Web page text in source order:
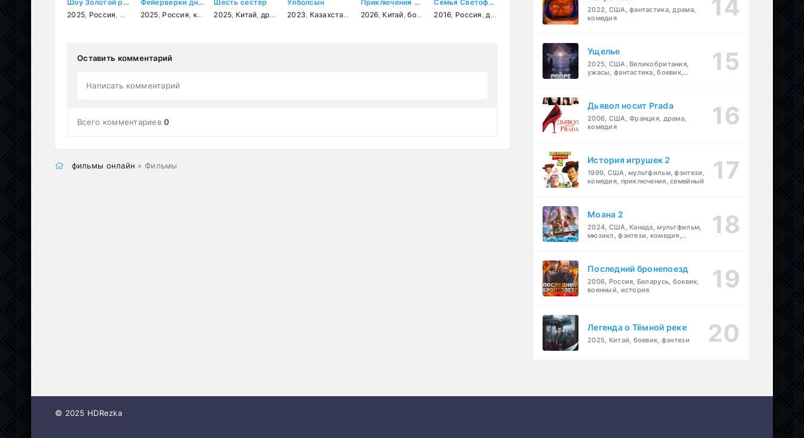
Шоу Золотой рыбки
2025 Россия мелодрама
Фейерверки днём
2025 Россия комедия ,драма
Шесть сестёр
2025 Китай драма
Улболсын
2023 Казахстан , драма
Приключения Чжань Чжао
2026 Китай ,боевик ,фэнтези
Семья Светофоровых
2016 Россия детский
Оставить комментарий
Написать комментарий
Всего комментариев0
фильмы онлайн » Фильмы
2022, США, фантастика, драма,
комедия
Ущелье
2025, США, Великобритания,
ужасы, фантастика, боевик,
Дьявол носит Prada
2006, США, Франция, драма,
комедия
История игрушек 2
1999, США, мультфильм, фэнтези,
комедия, приключения, семейный
Моана 2
2024, США, Канада, мультфильм,
мюзикл, фэнтези, комедия,
Последний бронепоезд
2006, Россия, Беларусь, боевик,
военный, история
Легенда о Тёмной реке
2025, Китай, боевик, фэнтези
© 2025 HDRezka